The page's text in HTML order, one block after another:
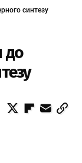
синтезу
до